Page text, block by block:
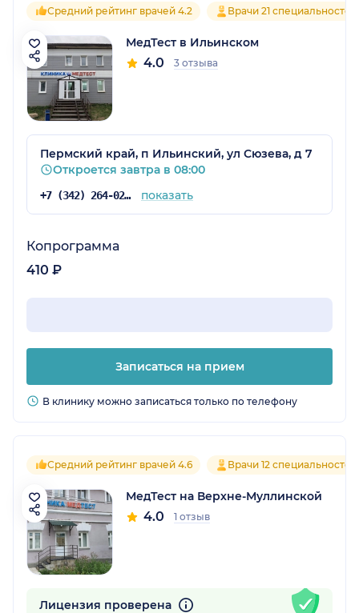
Средний рейтинг врачей 4.2 Врачи 21 специальностей
МедТест в Ильинском
4.0 3 отзыва
Пермский край, п Ильинский, ул Сюзева, д 7
Откроется завтра в 08:00
+7 (342) 264-02-09 показать
Копрограмма
410 ₽
Записаться на прием
В клинику можно записаться только по телефону
Средний рейтинг врачей 4.6 Врачи 12 специальностей
МедТест на Верхне-Муллинской
4.0 1 отзыв
Лицензия проверена